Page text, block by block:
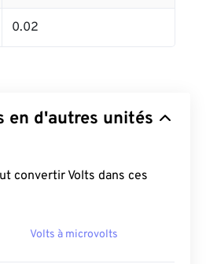
0.02
en d'autres unités
convertir Volts dans ces
Volts à microvolts